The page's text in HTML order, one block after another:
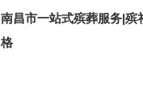
南昌市一站式殡葬服务|殡
格